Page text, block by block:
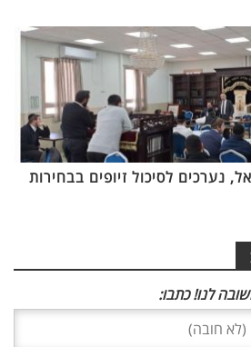
נערכים לסיכול זיופים בבחירות
לנו! כתבו: